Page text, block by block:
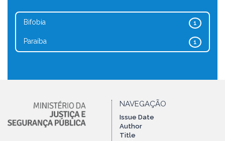
1
Bifobia
1
Paraíba
NAVEGAÇÃO
Issue Date
Author
Title